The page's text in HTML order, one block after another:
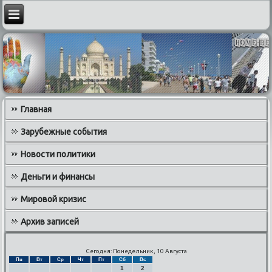
Главная
Зарубежные события
Новости политики
Деньги и финансы
Мировой кризис
Архив записей
Сегодня: Понедельник, 10 Августа
Пн Вт Ср Чт Пт Сб Вс
1
2